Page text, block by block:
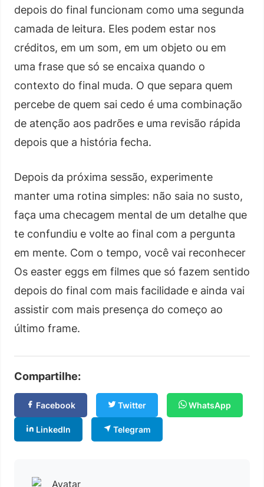
depois do final funcionam como uma segunda
camada de leitura. Eles podem estar nos
créditos, em um som, em um objeto ou em
uma frase que só se encaixa quando o
contexto do final muda. O que separa quem
percebe de quem sai cedo é uma combinação
de atenção aos padrões e uma revisão rápida
depois que a história fecha.
Depois da próxima sessão, experimente
manter uma rotina simples: não saia no susto,
faça uma checagem mental de um detalhe que
te confundiu e volte ao final com a pergunta
em mente. Com o tempo, você vai reconhecer
Os easter eggs em filmes que só fazem sentido
depois do final com mais facilidade e ainda vai
assistir com mais presença do começo ao
último frame.
Compartilhe:
Facebook Twitter WhatsApp
LinkedIn Telegram